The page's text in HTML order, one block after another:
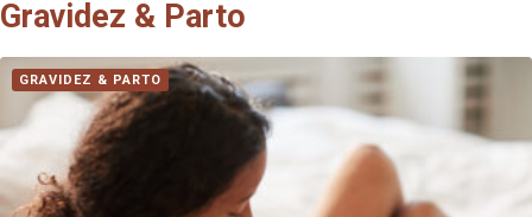
Gravidez & Parto
GRAVIDEZ & PARTO